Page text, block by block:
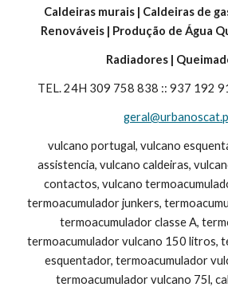
Caldeiras murais | Caldeiras de
Renováveis | Produção de Água
Radiadores |
TEL. 24H 309 758 838 :: 937 192
vulcano portugal, vulcano
assistencia, vulcano caldeiras,
contactos, vulcano
termoacumulador junkers,
termoacumulador classe A,
termoacumulador vulcano 150 litros,
esquentador, termoacumulador
termoacumulador vulcano 75l,